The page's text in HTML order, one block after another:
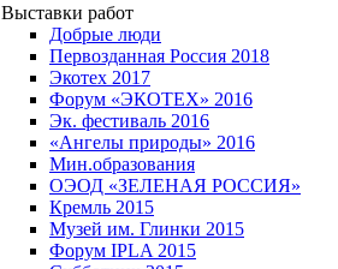
Выставки работ
Добрые люди
Первозданная Россия 2018
Экотех 2017
Форум «ЭКОТЕХ» 2016
Эк. фестиваль 2016
«Ангелы природы» 2016
Мин.образования
ОЭОД «ЗЕЛЕНАЯ РОССИЯ»
Кремль 2015
Музей им. Глинки 2015
Форум IPLA 2015